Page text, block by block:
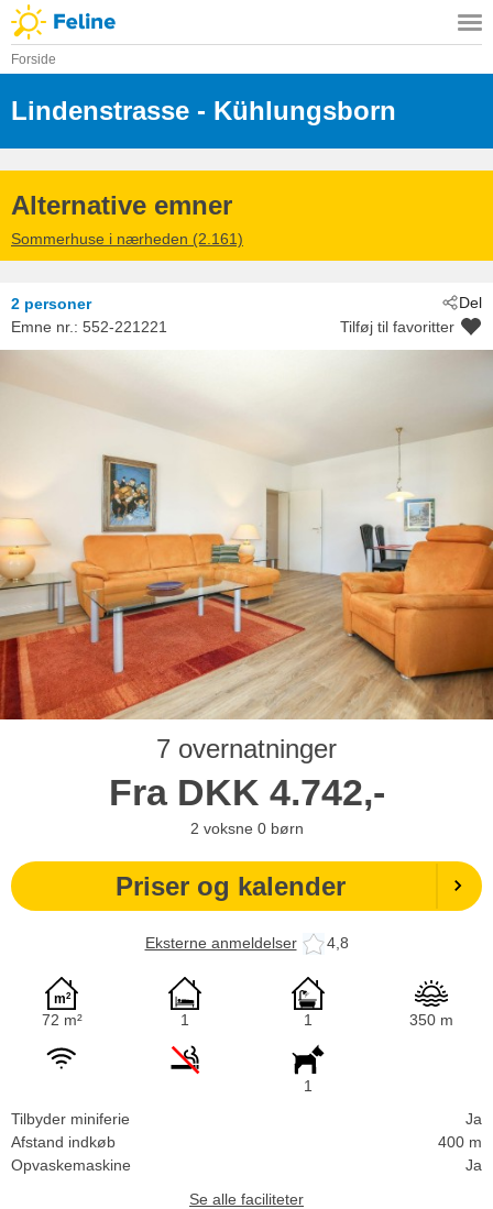
Forside
Lindenstrasse
- 18225
- Kühlungsborn
Alternative emner
Sommerhuse i nærheden (2.161)
Del
2 personer
Emne nr.: 552-221221 Tilføj til favoritter
7 overnatninger
Fra DKK 4.742,-
2 voksne 0 børn
Priser og kalender
Eksterne anmeldelser 4,8
72 m² 1 1 350 m
1
Tilbyder miniferie
Ja
Afstand indkøb
400 m
Opvaskemaskine
Ja
Se alle faciliteter